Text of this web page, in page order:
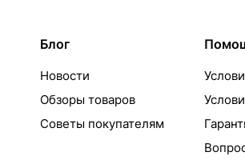
Блог
Новости
Обзоры товаров
Советы покупателям